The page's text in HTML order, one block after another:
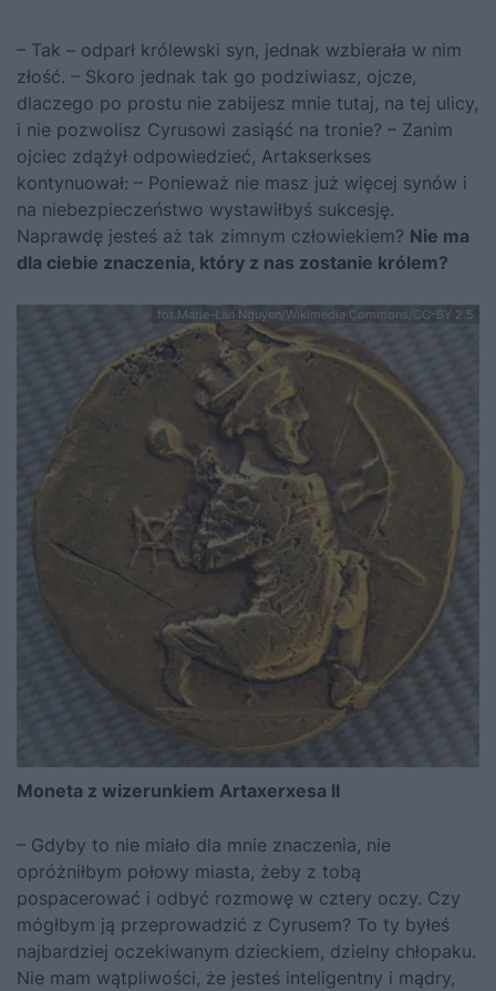
– Tak – odparł królewski syn, jednak wzbierała w nim
złość. – Skoro jednak tak go podziwiasz, ojcze,
dlaczego po prostu nie zabijesz mnie tutaj, na tej ulicy,
i nie pozwolisz Cyrusowi zasiąść na tronie? – Zanim
ojciec zdążył odpowiedzieć, Artakserkses
kontynuował: – Ponieważ nie masz już więcej synów i
na niebezpieczeństwo wystawiłbyś sukcesję.
Naprawdę jesteś aż tak zimnym człowiekiem? Nie ma
dla ciebie znaczenia, który z nas zostanie królem?
fot.Marie-Lan Nguyen/Wikimedia Commons/CC-BY 2.5
Moneta z wizerunkiem Artaxerxesa II
– Gdyby to nie miało dla mnie znaczenia, nie
opróżniłbym połowy miasta, żeby z tobą
pospacerować i odbyć rozmowę w cztery oczy. Czy
mógłbym ją przeprowadzić z Cyrusem? To ty byłeś
najbardziej oczekiwanym dzieckiem, dzielny chłopaku.
Nie mam wątpliwości, że jesteś inteligentny i mądry,